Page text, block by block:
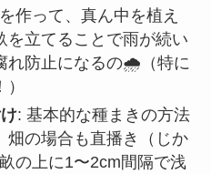
作って、真ん中を植え
を立てることで雨が続い
れ防止になるの🌧️（特に
: 基本的な種まきの方法
畑の場合も直播き（じか
の上に1〜2cm間隔で浅